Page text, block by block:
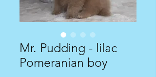
Mr. Pudding - lilac
Pomeranian boy